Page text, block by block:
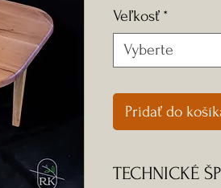
Veľkosť *
Vyberte
Pridať do
TECHNICKÉ